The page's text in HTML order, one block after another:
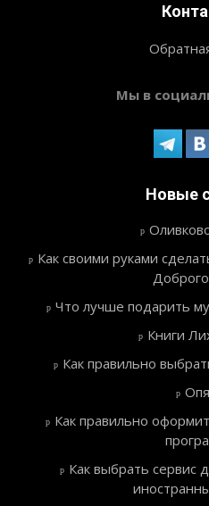
Мы в
Новые
Как своими руками
Что лучше подарить
Книги
Как правильно
Как правильно
Как выбрать сервис